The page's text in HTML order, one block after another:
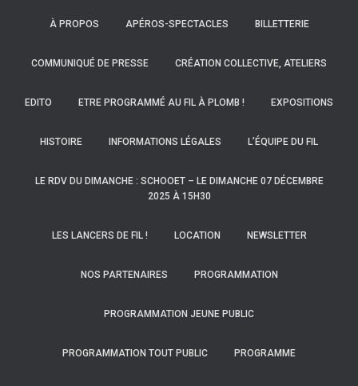
À PROPOS APÉROS-SPECTACLES BILLETTERIE
COMMUNIQUÉ DE PRESSE CRÉATION COLLECTIVE, ATELIERS
EDITO ETRE PROGRAMMÉ AU FIL À PLOMB ! EXPOSITIONS
HISTOIRE INFORMATIONS LÉGALES L’ÉQUIPE DU FIL
LE RDV DU DIMANCHE : SCHOOET – LE DIMANCHE 07 DÉCEMBRE
2025 À 15H30
LES LANCERS DE FIL ! LOCATION NEWSLETTER
NOS PARTENAIRES PROGRAMMATION
PROGRAMMATION JEUNE PUBLIC
PROGRAMMATION TOUT PUBLIC PROGRAMME